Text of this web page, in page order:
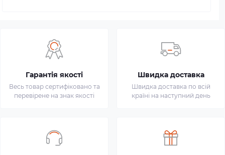
Гарантія якості
Весь товар сертифіковано та
перевірене на знак якості
Швидка доставка
Швидка доставка по всій
країні на наступний день